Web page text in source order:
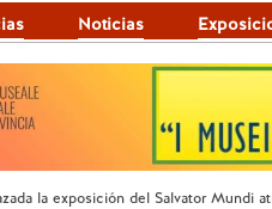
Noticias
la exposición del Salvator Mundi